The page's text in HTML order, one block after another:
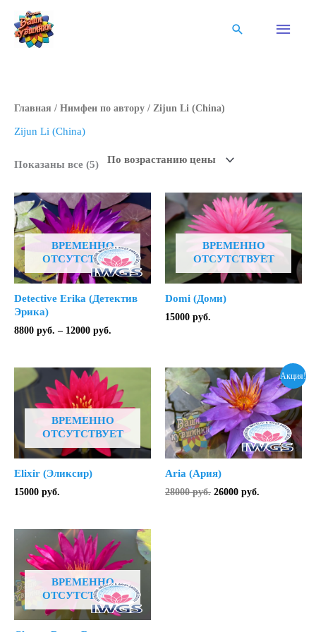
содержимому
Поиск
Главная / Нимфеи по автору / Zijun Li (China)
Zijun Li (China)
Показаны все (5)Цены:
ВРЕМЕННО
ОТСУТСТВУЕТ
Detective Erika (Детектив
Эрика)
8800 руб. – 12000 руб.
–
ВРЕМЕННО
ОТСУТСТВУЕТ
Domi (Дoми)
15000 руб.
ВРЕМЕННО
ОТСУТСТВУЕТ
Elixir (Эликсир)
15000 руб.
Акция!
Aria (Ария)
28000руб. Первоначальная
26000 руб.
ВРЕМЕННО
ОТСУТСТВУЕТ